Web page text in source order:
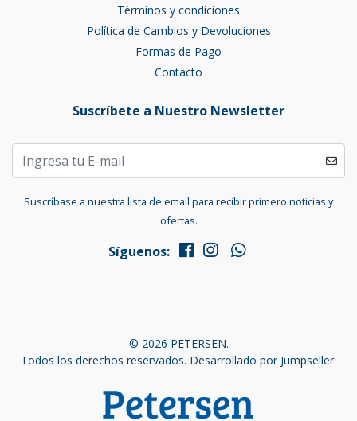
Términos y condiciones
Política de Cambios y Devoluciones
Formas de Pago
Contacto
Suscríbete a Nuestro Newsletter
Suscríbase a nuestra lista de email para recibir primero noticias y
ofertas.
Síguenos:
© 2026 PETERSEN.
Todos los derechos reservados. Desarrollado por Jumpseller.